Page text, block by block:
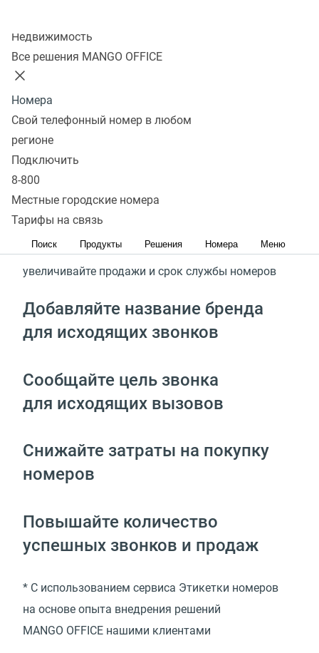
Недвижимость
Все решения MANGO OFFICE
Номера
Свой телефонный номер в любом
регионе
Подключить
8-800
Местные городские номера
Тарифы на связь
Поиск Продукты Решения Номера Меню
Подключить Стоимость
С сервисом Этикетка MANGO
OFFICE
От 15%
повышайте уровень дозвона
От 20%
увеличивайте продажи и срок службы номеров
Добавляйте название бренда
для исходящих звонков
Сообщайте цель звонка
для исходящих вызовов
Снижайте затраты на покупку
номеров
Повышайте количество
успешных звонков и продаж
* С использованием сервиса Этикетки номеров
на основе опыта внедрения решений
MANGO OFFICE нашими клиентами